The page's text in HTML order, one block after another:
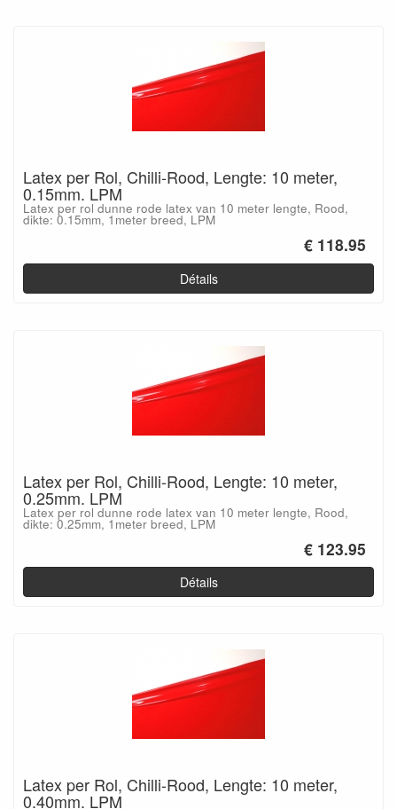
Latex per Rol, Chilli-Rood, Lengte: 10 meter,
0.15mm. LPM
Latex per rol dunne rode latex van 10 meter lengte, Rood,
dikte: 0.15mm, 1meter breed, LPM
€ 118.95
Détails
Latex per Rol, Chilli-Rood, Lengte: 10 meter,
0.25mm. LPM
Latex per rol dunne rode latex van 10 meter lengte, Rood,
dikte: 0.25mm, 1meter breed, LPM
€ 123.95
Détails
Latex per Rol, Chilli-Rood, Lengte: 10 meter,
0.40mm. LPM